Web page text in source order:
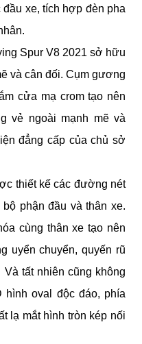
xe, tích hợp đèn pha
Spur V8 2021 sở hữu
và cân đối. Cụm gương
cửa mạ crom tạo nên
vẻ ngoài mạnh mẽ và
đẳng cấp của chủ sở
thiết kế các đường nét
phận đầu và thân xe.
cùng thân xe tạo nên
uyển chuyển, quyến rũ
tất nhiên cũng không
hình oval độc đáo, phía
lạ mắt hình tròn kép nối